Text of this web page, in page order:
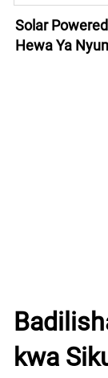
Solar
Hewa Ya
kwa